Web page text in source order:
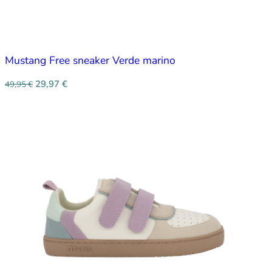
Mustang Free sneaker Verde marino
49,95€ 29,97 €